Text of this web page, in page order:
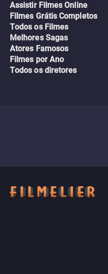
Assistir Filmes Online
Filmes Grátis Completos
Todos os Filmes
Melhores Sagas
Atores Famosos
Filmes por Ano
Todos os diretores